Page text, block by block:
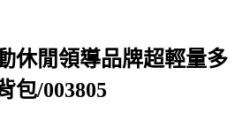
休閒領導品牌超輕量多
包/003805